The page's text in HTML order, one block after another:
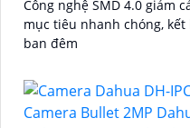
Công nghệ SMD 4.0 giảm
mục tiêu nhanh chóng,
ban đêm